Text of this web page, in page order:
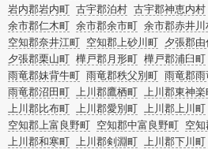
岩内郡岩内町 古宇郡泊村 古宇郡神恵内村
余市郡仁木町 余市郡余市町 余市郡赤井川
空知郡奈井江町 空知郡上砂川町 夕張郡由
夕張郡栗山町 樺戸郡月形町 樺戸郡浦臼町
雨竜郡妹背牛町 雨竜郡秩父別町 雨竜郡雨
雨竜郡沼田町 上川郡鷹栖町 上川郡東神楽
上川郡比布町 上川郡愛別町 上川郡上川町
空知郡上富良野町 空知郡中富良野町 空
上川郡和寒町 上川郡剣淵町 上川郡下川町